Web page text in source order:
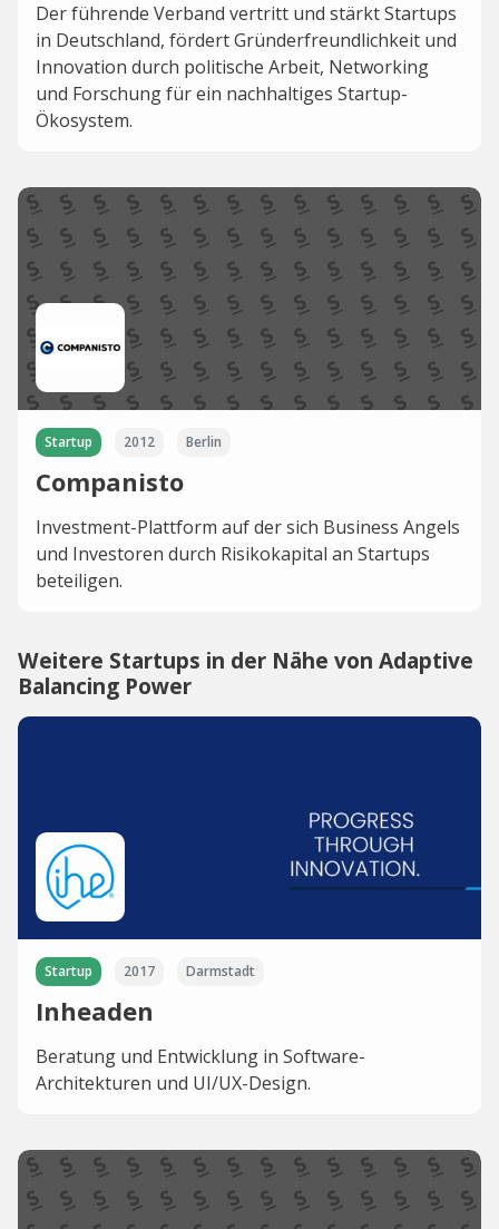
Der führende Verband vertritt und stärkt Startups
in Deutschland, fördert Gründerfreundlichkeit und
Innovation durch politische Arbeit, Networking
und Forschung für ein nachhaltiges Startup-
Ökosystem.
Startup 2012 Berlin
Companisto
Investment-Plattform auf der sich Business Angels
und Investoren durch Risikokapital an Startups
beteiligen.
Weitere Startups in der Nähe von Adaptive
Balancing Power
Startup 2017 Darmstadt
Inheaden
Beratung und Entwicklung in Software-
Architekturen und UI/UX-Design.